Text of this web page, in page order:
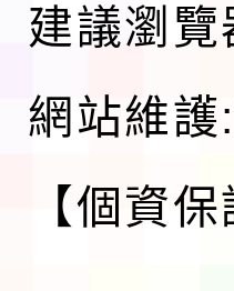
建議瀏
網站維護
【個資